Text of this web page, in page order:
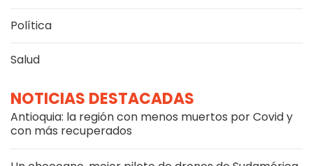
Política
Salud
NOTICIAS DESTACADAS
Antioquia: la región con menos muertos por Covid y
con más recuperados